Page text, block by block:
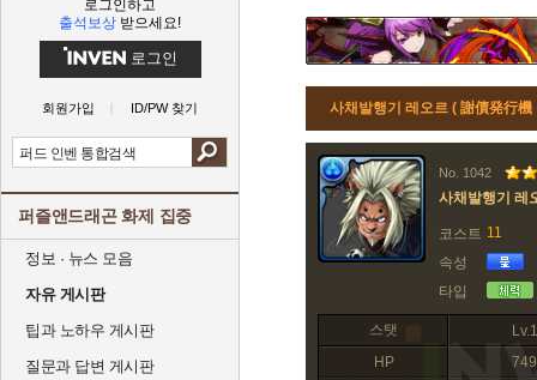
로그인하고
출석보상 받으세요!
로그인
회원가입 ID/PW 찾기
퍼즐앤드래곤 화제 집중
정보 · 뉴스 모음
자유 게시판
팁과 노하우 게시판
질문과 답변 게시판
사채발행기 레오르 ( 謝債発行機
No. 1042
사채발행기 레
코스트 11
속성
타입
스탯
Lv.1
HP
749